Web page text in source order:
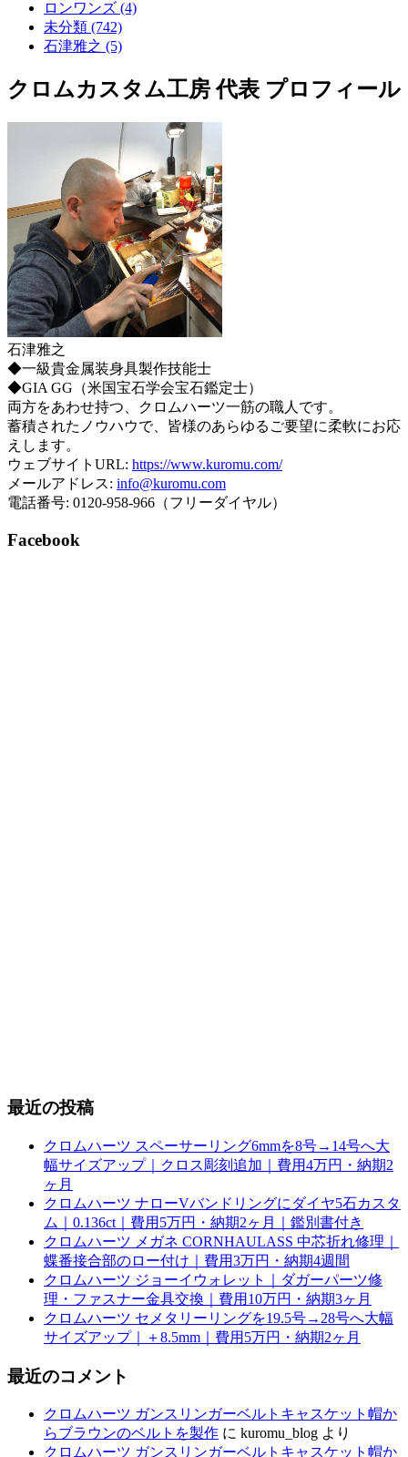
ロンワンズ (4)
未分類 (742)
石津雅之 (5)
クロムカスタム工房 代表 プロフィール
石津雅之
◆一級貴金属装身具製作技能士
◆GIA GG（米国宝石学会宝石鑑定士）
両方をあわせ持つ、クロムハーツ一筋の職人です。
蓄積されたノウハウで、皆様のあらゆるご要望に柔軟にお応
えします。
ウェブサイトURL: https://www.kuromu.com/
メールアドレス: info@kuromu.com
電話番号: 0120-958-966（フリーダイヤル）
Facebook
最近の投稿
クロムハーツ スペーサーリング6mmを8号→14号へ大
幅サイズアップ｜クロス彫刻追加｜費用4万円・納期2
ヶ月
クロムハーツ ナローVバンドリングにダイヤ5石カスタ
ム｜0.136ct｜費用5万円・納期2ヶ月｜鑑別書付き
クロムハーツ メガネ CORNHAULASS 中芯折れ修理｜
蝶番接合部のロー付け｜費用3万円・納期4週間
クロムハーツ ジョーイウォレット｜ダガーパーツ修
理・ファスナー金具交換｜費用10万円・納期3ヶ月
クロムハーツ セメタリーリングを19.5号→28号へ大幅
サイズアップ｜＋8.5mm｜費用5万円・納期2ヶ月
最近のコメント
クロムハーツ ガンスリンガーベルトキャスケット帽か
らブラウンのベルトを製作 に kuromu_blog より
クロムハーツ ガンスリンガーベルトキャスケット帽か